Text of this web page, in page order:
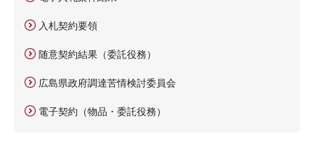
入札契約要領
随意契約結果（委託役務）
広島県政府調達苦情検討委員会
電子契約（物品・委託役務）